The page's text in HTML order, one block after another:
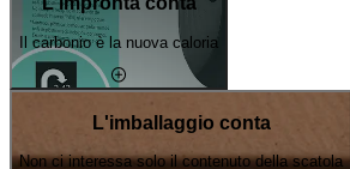
Il carbonio è la nuova caloria
L'imballaggio conta
Non ci interessa solo il contenuto della scatola